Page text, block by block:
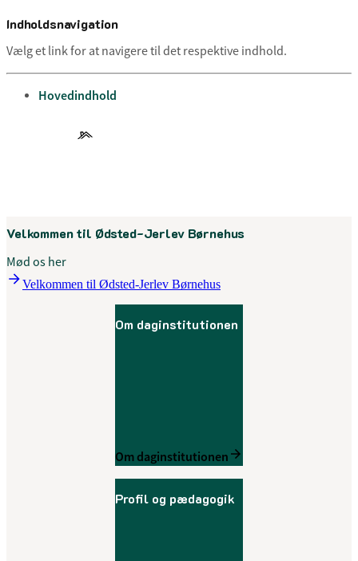
Indholdsnavigation
Vælg et link for at navigere til det respektive indhold.
gå til
Hovedindhold
Velkommen til Ødsted-Jerlev Børnehus
Mød os her
Velkommen til Ødsted-Jerlev Børnehus
Om daginstitutionen
Om daginstitutionen
Profil og pædagogik